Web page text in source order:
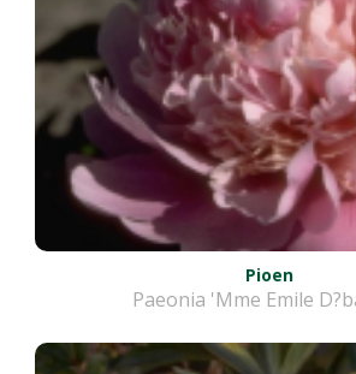
Pioen
Paeonia 'Mme Emile